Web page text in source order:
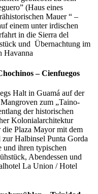
(Haus eines
Mauer “ –
einem unter irdischen
in die Sierra del
und Übernachtung im
Havanna
– Cienfuegos
Halt in Guamá auf der
zum „Taino-
der historischen
Kolonialarchitektur
die Plaza Mayor mit dem
Halbinsel Punta Gorda
und ihren typischen
Abendessen und
La Union / Hotel